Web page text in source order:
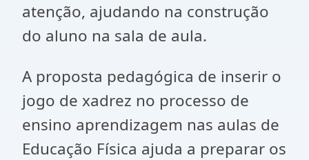
atenção, ajudando na construção
do aluno na sala de aula.
A proposta pedagógica de inserir o
jogo de xadrez no processo de
ensino aprendizagem nas aulas de
Educação Física ajuda a preparar os